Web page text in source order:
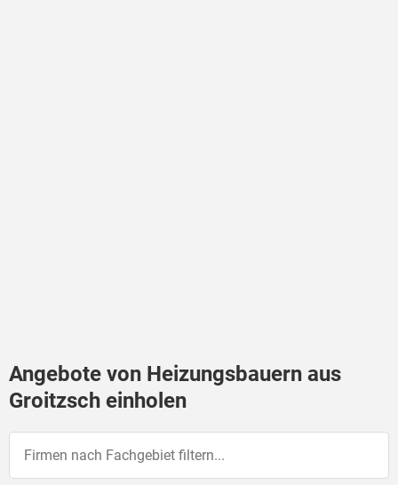
Angebote von Heizungsbauern aus
Groitzsch einholen